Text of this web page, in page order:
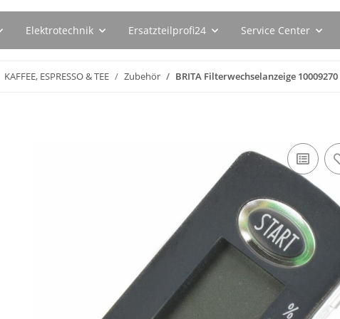
Elektrotechnik Ersatzteilprofi24 Service Center
KAFFEE, ESPRESSO & TEE Zubehör BRITA Filterwechselanzeige 10009270